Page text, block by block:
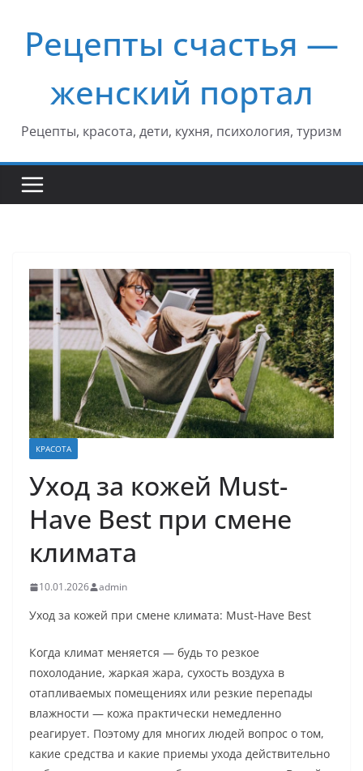
содержимому
Рецепты счастья —
женский портал
Рецепты, красота, дети, кухня, психология, туризм
КРАСОТА
Уход за кожей Must-
Have Best при смене
климата
10.01.2026 admin
Уход за кожей при смене климата: Must-Have Best
Когда климат меняется — будь то резкое
похолодание, жаркая жара, сухость воздуха в
отапливаемых помещениях или резкие перепады
влажности — кожа практически немедленно
реагирует. Поэтому для многих людей вопрос о том,
какие средства и какие приемы ухода действительно